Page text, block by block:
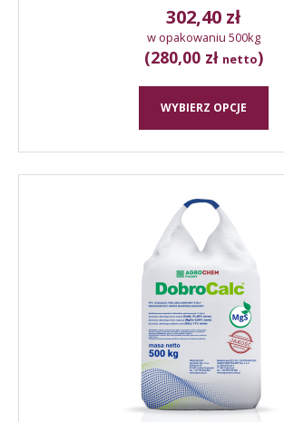
302,40 zł
w opakowaniu 500kg
(280,00 zł netto)
WYBIERZ OPCJE
produkt
ma
wiele
wariantów.
Opcje
można
wybrać
na
stronie
produktu